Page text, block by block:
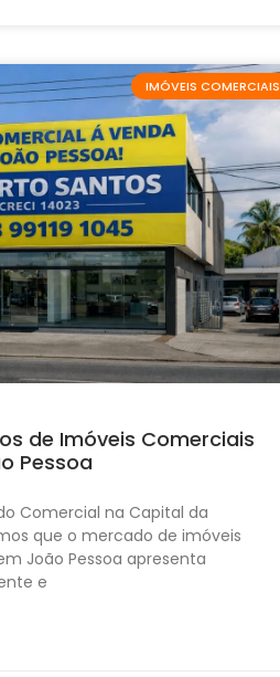
IMÓVEIS COMERCIAIS
de Imóveis Comerciais
Pessoa
Comercial na Capital da
que o mercado de imóveis
João Pessoa apresenta
e